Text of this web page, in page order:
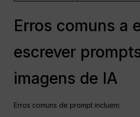
Erros comuns a
escrever
imagens de IA
Erros comuns de prompt incluem: